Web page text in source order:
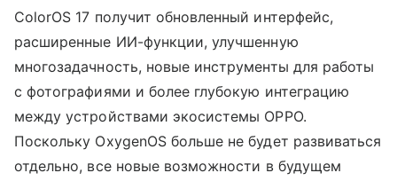
ColorOS 17 получит обновленный интерфейс,
расширенные ИИ-функции, улучшенную
многозадачность, новые инструменты для работы
с фотографиями и более глубокую интеграцию
между устройствами экосистемы OPPO.
Поскольку OxygenOS больше не будет развиваться
отдельно, все новые возможности в будущем